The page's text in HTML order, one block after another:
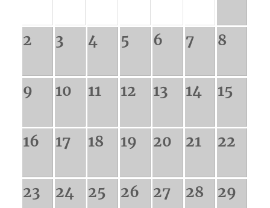
2 3 4 5 6 7 8
9 10 11 12 13 14 15
16 17 18 19 20 21 22
23 24 25 26 27 28 29